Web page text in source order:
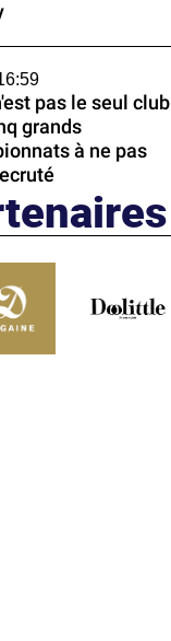
pas le seul club
grands
à ne pas